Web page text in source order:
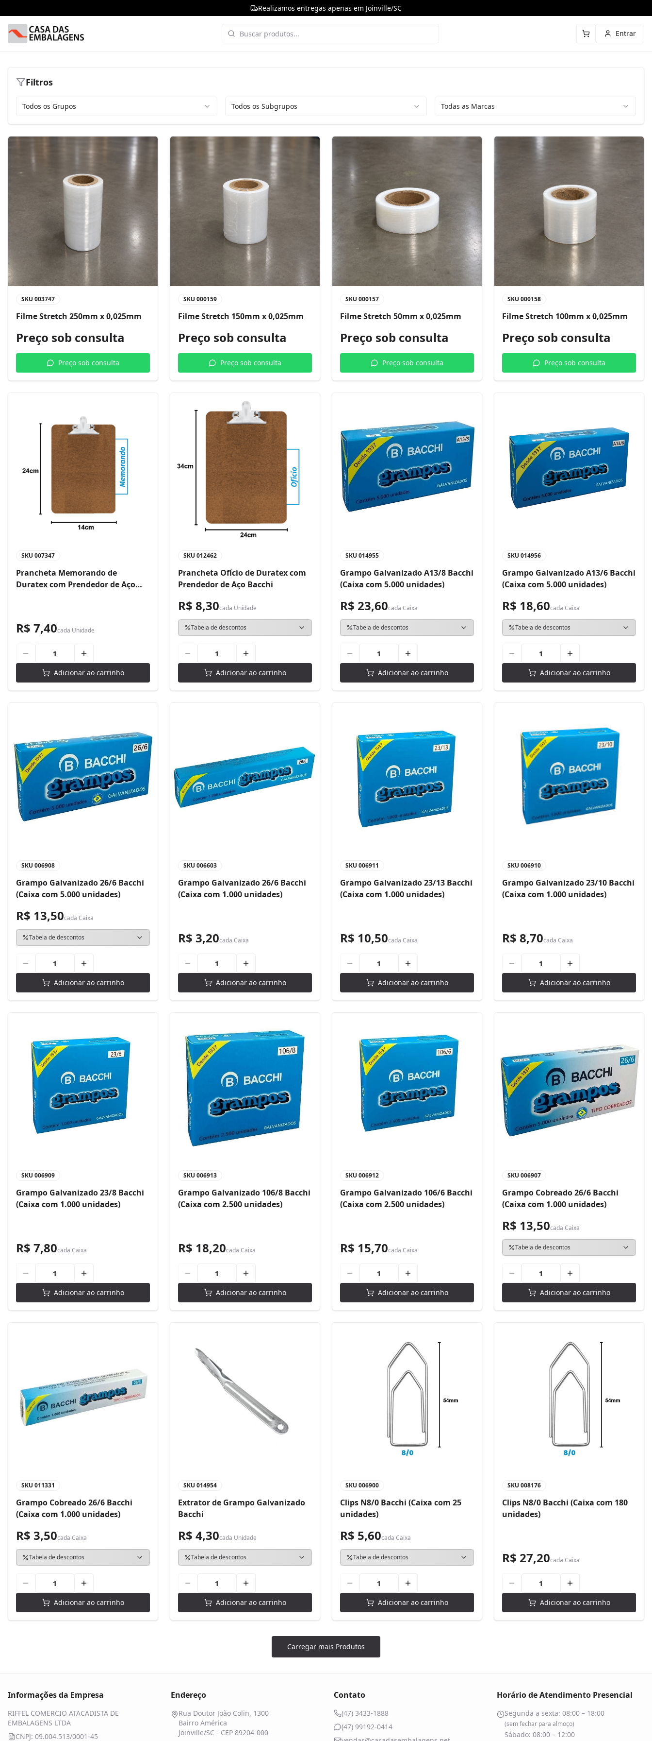
Realizamos entregas apenas em Joinville/SC
Entrar
Filtros
Todos os Grupos Todos os Subgrupos Todas as Marcas
SKU 003747
Filme Stretch 250mm x 0,025mm
Preço sob consulta
Preço sob consulta
SKU 000159
Filme Stretch 150mm x 0,025mm
Preço sob consulta
Preço sob consulta
SKU 000157
Filme Stretch 50mm x 0,025mm
Preço sob consulta
Preço sob consulta
SKU 000158
Filme Stretch 100mm x 0,025mm
Preço sob consulta
Preço sob consulta
SKU 007347
Prancheta Memorando de
Duratex com Prendedor de Aço
R$ 7,40cada Unidade
Adicionar ao carrinho
SKU 012462
Prancheta Ofício de Duratex com
Prendedor de Aço Bacchi
R$ 8,30cada Unidade
Tabela de descontos
Adicionar ao carrinho
SKU 014955
Grampo Galvanizado A13/8 Bacchi
(Caixa com 5.000 unidades)
R$ 23,60cada Caixa
Tabela de descontos
Adicionar ao carrinho
SKU 014956
Grampo Galvanizado A13/6 Bacchi
(Caixa com 5.000 unidades)
R$ 18,60cada Caixa
Tabela de descontos
Adicionar ao carrinho
SKU 006908
Grampo Galvanizado 26/6 Bacchi
(Caixa com 5.000 unidades)
R$ 13,50cada Caixa
Tabela de descontos
Adicionar ao carrinho
SKU 006603
Grampo Galvanizado 26/6 Bacchi
(Caixa com 1.000 unidades)
R$ 3,20cada Caixa
Adicionar ao carrinho
SKU 006911
Grampo Galvanizado 23/13 Bacchi
(Caixa com 1.000 unidades)
R$ 10,50cada Caixa
Adicionar ao carrinho
SKU 006910
Grampo Galvanizado 23/10 Bacchi
(Caixa com 1.000 unidades)
R$ 8,70cada Caixa
Adicionar ao carrinho
SKU 006909
Grampo Galvanizado 23/8 Bacchi
(Caixa com 1.000 unidades)
R$ 7,80cada Caixa
Adicionar ao carrinho
SKU 006913
Grampo Galvanizado 106/8 Bacchi
(Caixa com 2.500 unidades)
R$ 18,20cada Caixa
Adicionar ao carrinho
SKU 006912
Grampo Galvanizado 106/6 Bacchi
(Caixa com 2.500 unidades)
R$ 15,70cada Caixa
Adicionar ao carrinho
SKU 006907
Grampo Cobreado 26/6 Bacchi
(Caixa com 1.000 unidades)
R$ 13,50cada Caixa
Tabela de descontos
Adicionar ao carrinho
SKU 011331
Grampo Cobreado 26/6 Bacchi
(Caixa com 1.000 unidades)
R$ 3,50cada Caixa
Tabela de descontos
Adicionar ao carrinho
SKU 014954
Extrator de Grampo Galvanizado
Bacchi
R$ 4,30cada Unidade
Tabela de descontos
Adicionar ao carrinho
SKU 006900
Clips N8/0 Bacchi (Caixa com 25
unidades)
R$ 5,60cada Caixa
Tabela de descontos
Adicionar ao carrinho
SKU 008176
Clips N8/0 Bacchi (Caixa com 180
unidades)
R$ 27,20cada Caixa
Adicionar ao carrinho
Carregar mais Produtos
Informações da Empresa
RIFFEL COMERCIO ATACADISTA DE
EMBALAGENS LTDA
CNPJ: 09.004.513/0001-45
Endereço
Rua Doutor João Colin, 1300
Bairro América
Joinville/SC - CEP 89204-000
Contato
(47) 3433-1888
(47) 99192-0414
Horário de Atendimento Presencial
Segunda a sexta: 08:00 – 18:00
(sem fechar para almoço)
Sábado: 08:00 – 12:00